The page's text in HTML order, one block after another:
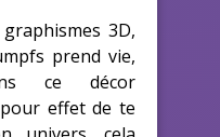
3D,
prend vie,
ce décor
effet de te